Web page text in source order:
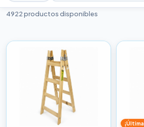
4922 productos disponibles